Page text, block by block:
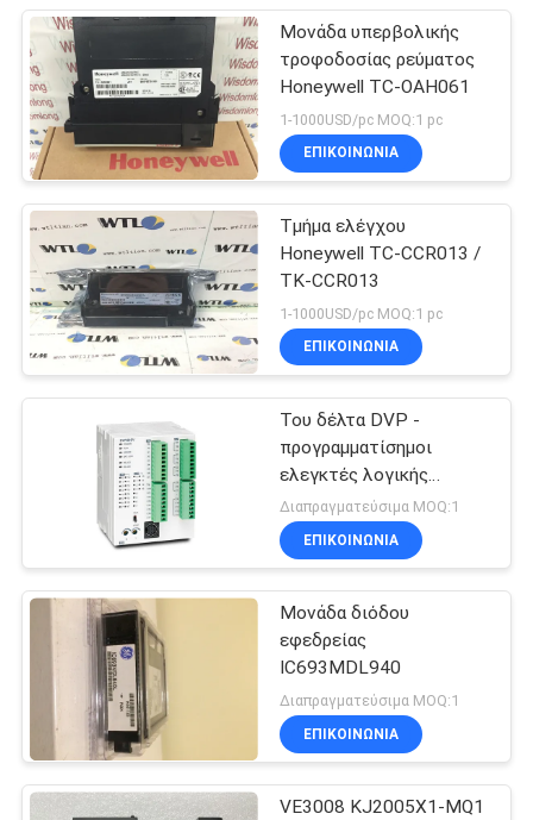
Μονάδα υπερβολικής
τροφοδοσίας ρεύματος
Honeywell TC-OAH061
1-1000USD/pc MOQ:1 pc
ΕΠΙΚΟΙΝΩΝΊΑ
Τμήμα ελέγχου
Honeywell TC-CCR013 /
TK-CCR013
1-1000USD/pc MOQ:1 pc
ΕΠΙΚΟΙΝΩΝΊΑ
Του δέλτα DVP -
προγραμματίσημοι
ελεγκτές λογικής
ελεγκτών DVP28SV
PLC σειράς SV2
Διαπραγματεύσιμα MOQ:1
ΕΠΙΚΟΙΝΩΝΊΑ
Μονάδα διόδου
εφεδρείας
IC693MDL940
Διαπραγματεύσιμα MOQ:1
ΕΠΙΚΟΙΝΩΝΊΑ
VE3008 KJ2005X1-MQ1